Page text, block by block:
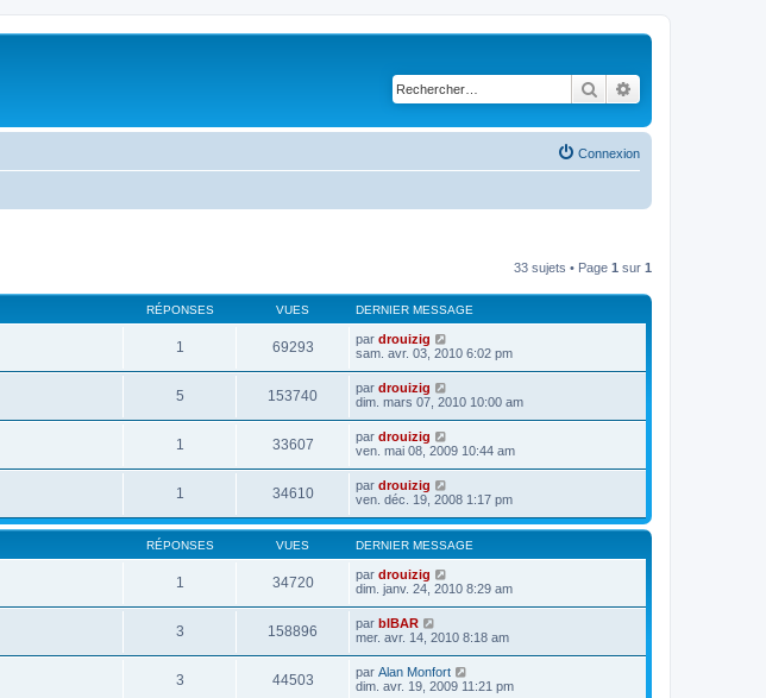
Rechercher
Connexion
33 sujets • Page 1 sur 1
RÉPONSES VUES DERNIER MESSAGE
1 69293 par drouizig
sam. avr. 03, 2010 6:02 pm
5 153740 par drouizig
dim. mars 07, 2010 10:00 am
1 33607 par drouizig
ven. mai 08, 2009 10:44 am
1 34610 par drouizig
ven. déc. 19, 2008 1:17 pm
RÉPONSES VUES DERNIER MESSAGE
1 34720 par drouizig
dim. janv. 24, 2010 8:29 am
3 158896 par bIBAR
mer. avr. 14, 2010 8:18 am
3 44503 par Alan Monfort
dim. avr. 19, 2009 11:21 pm